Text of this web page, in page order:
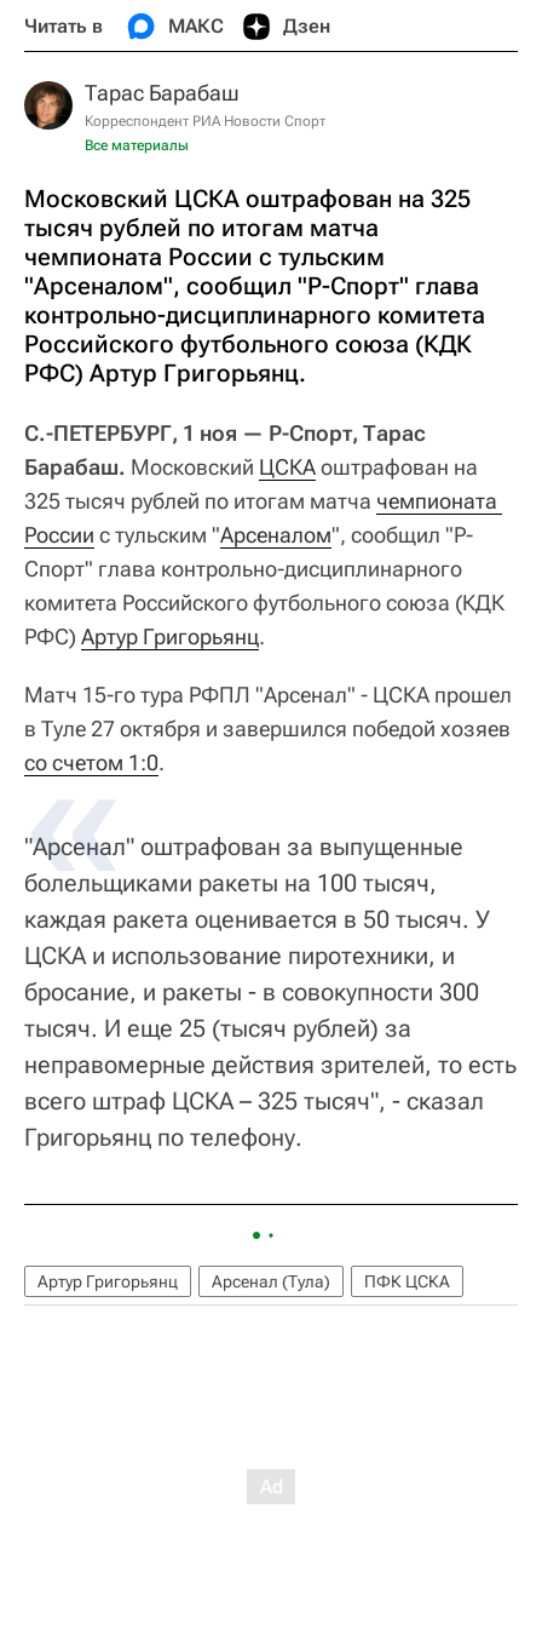
Читать в МАКС Дзен
Тарас Барабаш
Корреспондент РИА Новости Спорт
Все материалы
Московский ЦСКА оштрафован на 325
тысяч рублей по итогам матча
чемпионата России с тульским
"Арсеналом", сообщил "Р-Спорт" глава
контрольно-дисциплинарного комитета
Российского футбольного союза (КДК
РФС) Артур Григорьянц.
С.-ПЕТЕРБУРГ, 1 ноя — Р-Спорт, Тарас
Барабаш. Московский ЦСКАоштрафован на
325 тысяч рублей по итогам матча чемпионата
России с тульским "Арсеналом", сообщил "Р-
Спорт" глава контрольно-дисциплинарного
комитета Российского футбольного союза (КДК
РФС) Артур Григорьянц.
Матч 15-го тура РФПЛ "Арсенал" - ЦСКА прошел
в Туле 27 октября и завершился победой хозяев
со счетом 1:0.
"Арсенал" оштрафован за выпущенные
болельщиками ракеты на 100 тысяч,
каждая ракета оценивается в 50 тысяч. У
ЦСКА и использование пиротехники, и
бросание, и ракеты - в совокупности 300
тысяч. И еще 25 (тысяч рублей) за
неправомерные действия зрителей, то есть
всего штраф ЦСКА – 325 тысяч", - сказал
Григорьянц по телефону.
Артур Григорьянц Арсенал (Тула) ПФК ЦСКА